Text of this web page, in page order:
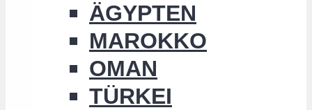
ÄGYPTEN
MAROKKO
OMAN
TÜRKEI